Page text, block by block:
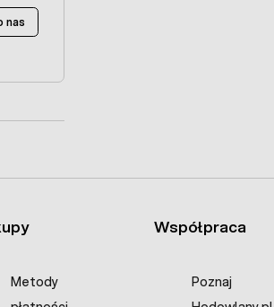
nas
Metody
Współpraca
Poznaj